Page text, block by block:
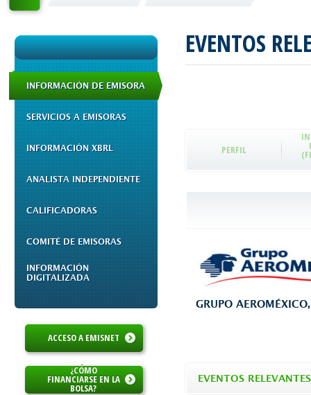
INFORMACIÓN DE EMISORA
SERVICIOS A EMISORAS
INFORMACIÓN XBRL
ANALISTA INDEPENDIENTE
CALIFICADORAS
COMITÉ DE EMISORAS
INFORMACIÓN
DIGITALIZADA
ACCESO A EMISNET
¿CÓMO
FINANCIARSE EN LA
BOLSA?
EVENTOS
PERFIL
GRUPO
EVENTOS